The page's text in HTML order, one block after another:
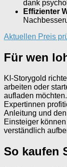
dank
Effizienter
Aktuellen Preis
Für wen
KI-Storygold
arbeiten oder
aufladen
Expertinnen
Anleitung und
Einsteiger
verständlich
So kaufen